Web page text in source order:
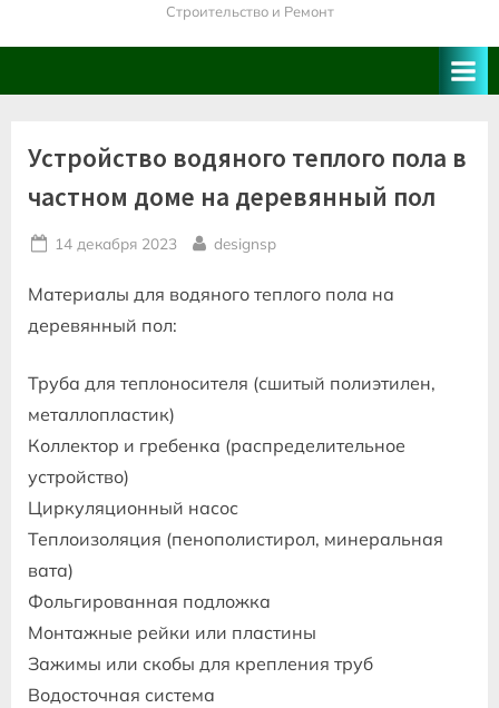
Строительство и Ремонт
Устройство водяного теплого пола в
частном доме на деревянный пол
Posted
14 декабря 2023 By
designsp
Материалы для водяного теплого пола на
деревянный пол:
Труба для теплоносителя (сшитый полиэтилен,
металлопластик)
Коллектор и гребенка (распределительное
устройство)
Циркуляционный насос
Теплоизоляция (пенополистирол, минеральная
вата)
Фольгированная подложка
Монтажные рейки или пластины
Зажимы или скобы для крепления труб
Водосточная система